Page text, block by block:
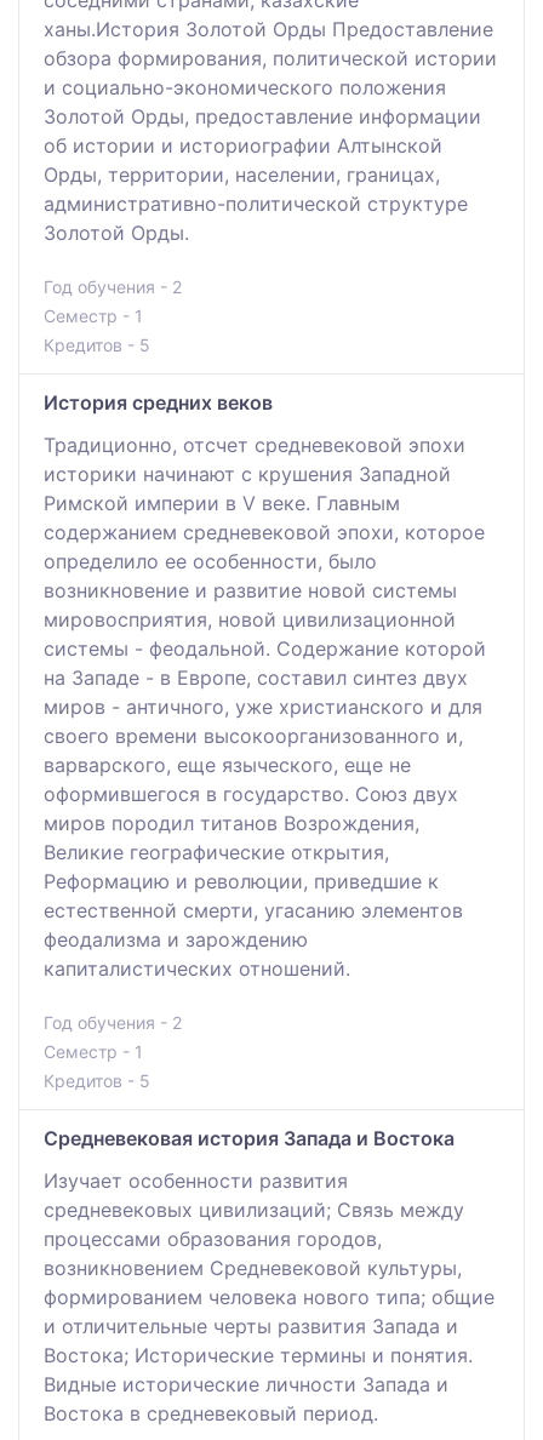
ханы.История Золотой Орды Предоставление
обзора формирования, политической истории
и социально-экономического положения
Золотой Орды, предоставление информации
об истории и историографии Алтынской
Орды, территории, населении, границах,
административно-политической структуре
Золотой Орды.
Год обучения - 2
Семестр - 1
Кредитов - 5
История средних веков
Традиционно, отсчет средневековой эпохи
историки начинают с крушения Западной
Римской империи в V веке. Главным
содержанием средневековой эпохи, которое
определило ее особенности, было
возникновение и развитие новой системы
мировосприятия, новой цивилизационной
системы - феодальной. Содержание которой
на Западе - в Европе, составил синтез двух
миров - античного, уже христианского и для
своего времени высокоорганизованного и,
варварского, еще языческого, еще не
оформившегося в государство. Союз двух
миров породил титанов Возрождения,
Великие географические открытия,
Реформацию и революции, приведшие к
естественной смерти, угасанию элементов
феодализма и зарождению
капиталистических отношений.
Год обучения - 2
Семестр - 1
Кредитов - 5
Средневековая история Запада и Востока
Изучает особенности развития
средневековых цивилизаций; Связь между
процессами образования городов,
возникновением Средневековой культуры,
формированием человека нового типа; общие
и отличительные черты развития Запада и
Востока; Исторические термины и понятия.
Видные исторические личности Запада и
Востока в средневековый период.